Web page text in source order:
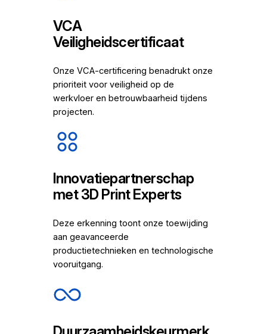
VCA
Veiligheidscertificaat
Onze VCA-certificering benadrukt onze
prioriteit voor veiligheid op de
werkvloer en betrouwbaarheid tijdens
projecten.
Innovatiepartnerschap
met 3D Print Experts
Deze erkenning toont onze toewijding
aan geavanceerde
productietechnieken en technologische
vooruitgang.